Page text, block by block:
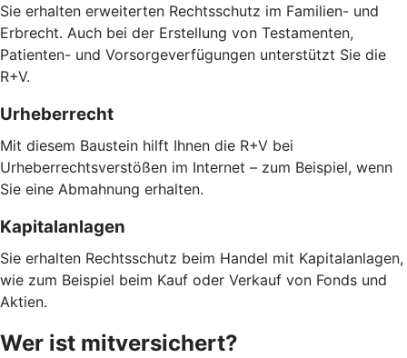
Sie erhalten erweiterten Rechtsschutz im Familien- und
Erbrecht. Auch bei der Erstellung von Testamenten,
Patienten- und Vorsorgeverfügungen unterstützt Sie die
R+V.
Urheberrecht
Mit diesem Baustein hilft Ihnen die R+V bei
Urheberrechtsverstößen im Internet – zum Beispiel, wenn
Sie eine Abmahnung erhalten.
Kapitalanlagen
Sie erhalten Rechtsschutz beim Handel mit Kapitalanlagen,
wie zum Beispiel beim Kauf oder Verkauf von Fonds und
Aktien.
Wer ist mitversichert?